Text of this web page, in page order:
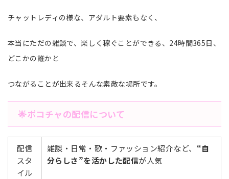
チャットレディの様な、アダルト要素もなく、
本当にただの雑談で、楽しく稼ぐことができる、24時間365日、
どこかの誰かと
つながることが出来るそんな素敵な場所です。
🌟ポコチャの配信について
配信
スタ
イル
雑談・日常・歌・ファッション紹介など、 “自
分らしさ”を活かした配信が人気